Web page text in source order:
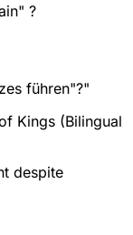
?
führen"?"
Kings (Bilingual
despite